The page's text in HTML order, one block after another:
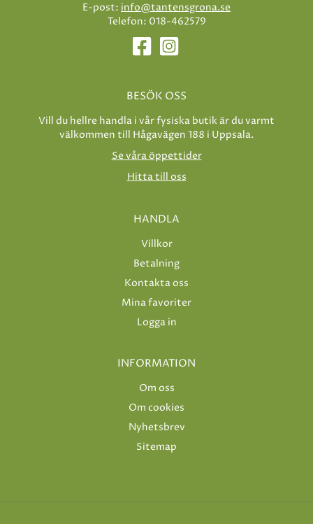
E-post: info@tantensgrona.se
Telefon: 018-462579
BESÖK OSS
Vill du hellre handla i vår fysiska butik är du varmt
välkommen till Hågavägen 188 i Uppsala.
Se våra öppettider
Hitta till oss
HANDLA
Villkor
Betalning
Kontakta oss
Mina favoriter
Logga in
INFORMATION
Om oss
Om cookies
Nyhetsbrev
Sitemap